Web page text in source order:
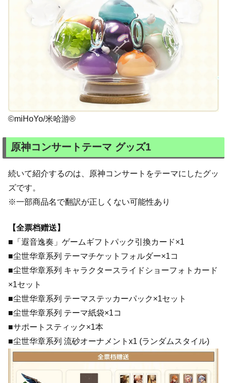
©miHoYo/米哈游®
原神コンサートテーマ グッズ1
続いて紹介するのは、原神コンサートをテーマにしたグッ
ズです。
※一部商品名で翻訳が正しくない可能性あり
【全票档赠送】
■「遐音逸奏」ゲームギフトパック引換カード×1
■尘世华章系列 テーマチケットフォルダー×1コ
■尘世华章系列 キャラクタースライドショーフォトカード
×1セット
■尘世华章系列 テーマステッカーパック×1セット
■尘世华章系列 テーマ紙袋×1コ
■サポートスティック×1本
■尘世华章系列 流砂オーナメントx1 (ランダムスタイル)